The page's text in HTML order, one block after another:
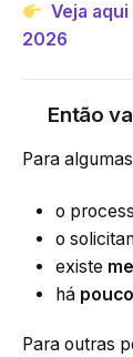
Veja
2026
Então
Para
o
o
existe
há
Para outras